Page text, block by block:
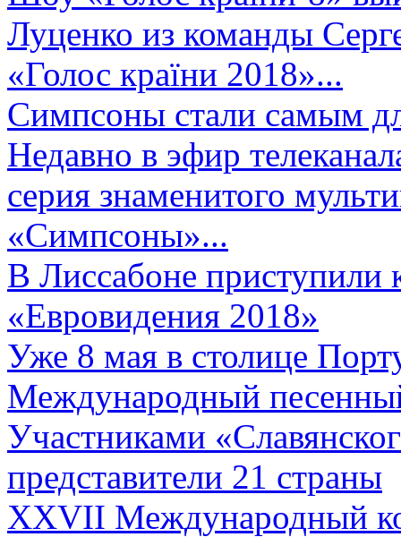
Луценко из команды
«Голос країни 2018»...
Симпсоны стали самым
Недавно в эфир
серия знаменитого
«Симпсоны»...
В Лиссабоне приступили
«Евровидения 2018»
Уже 8 мая в столице
Международный
Участниками
представители 21 страны
XXVII Международный